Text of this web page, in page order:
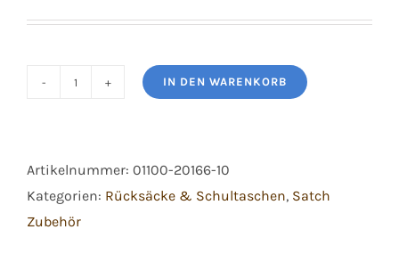
Trouble
Menge
IN DEN WARENKORB
Artikelnummer: 01100-20166-10
Kategorien: Rücksäcke & Schultaschen, Satch
Zubehör